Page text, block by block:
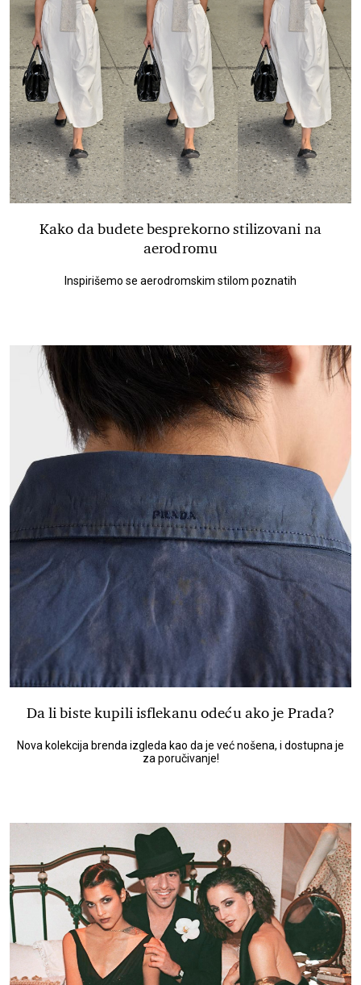
Kako da budete besprekorno stilizovani na
aerodromu
Inspirišemo se aerodromskim stilom poznatih
Da li biste kupili isflekanu odeću ako je Prada?
Nova kolekcija brenda izgleda kao da je već nošena, i dostupna je
za poručivanje!